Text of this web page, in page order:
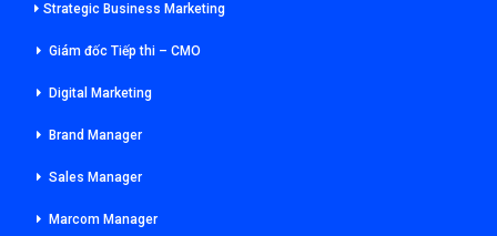
Strategic Business Marketing
Giám đốc Tiếp thi – CMO
Digital Marketing
Brand Manager
Sales Manager
Marcom Manager